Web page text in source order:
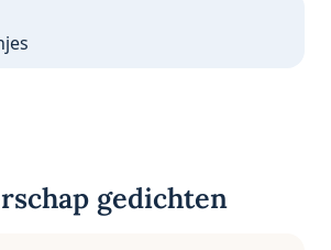
gedichten